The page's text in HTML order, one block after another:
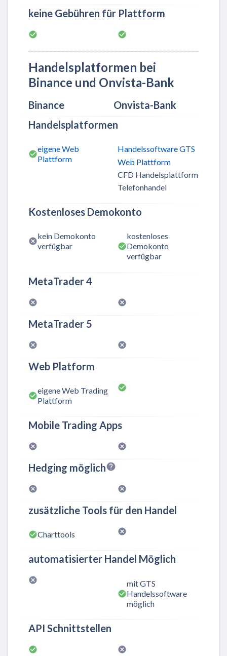
keine Gebühren für Plattform
Handelsplatformen bei
Binance und Onvista-Bank
Binance
Onvista-Bank
Handelsplatformen
eigene Web
Plattform
Handelssoftware GTS
Web Plattform
CFD Handelsplattform
Telefonhandel
Kostenloses Demokonto
kein Demokonto
verfügbar
kostenloses
Demokonto
verfügbar
MetaTrader 4
MetaTrader 5
Web Platform
eigene Web Trading
Plattform
Mobile Trading Apps
Hedging möglich
zusätzliche Tools für den Handel
Charttools
automatisierter Handel Möglich
mit GTS
Handelssoftware
möglich
API Schnittstellen